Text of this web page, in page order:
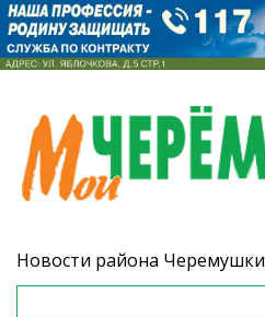
Новости района Черемушки